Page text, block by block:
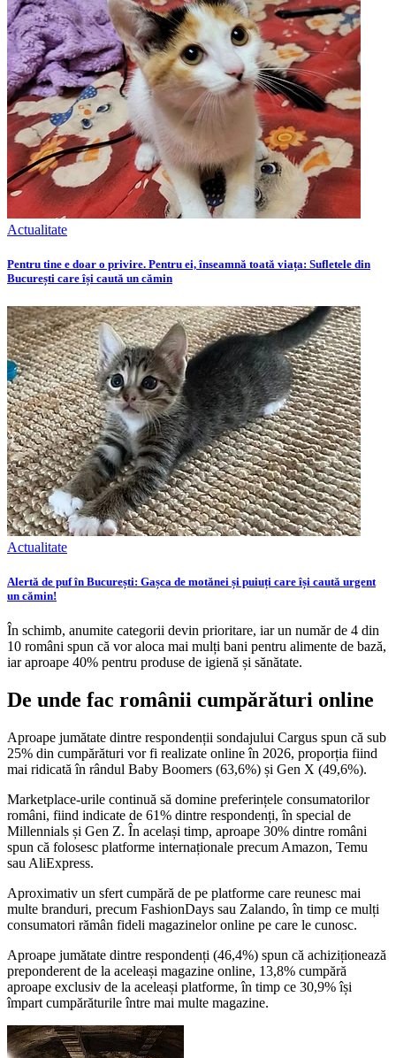
Actualitate
Pentru tine e doar o privire. Pentru ei, înseamnă toată viața: Sufletele din
București care își caută un cămin
Actualitate
Alertă de puf în București: Gașca de motănei și puiuți care își caută urgent
un cămin!
În schimb, anumite categorii devin prioritare, iar un număr de 4 din
10 români spun că vor aloca mai mulți bani pentru alimente de bază,
iar aproape 40% pentru produse de igienă și sănătate.
De unde fac românii cumpărături online
Aproape jumătate dintre respondenții sondajului Cargus spun că sub
25% din cumpărături vor fi realizate online în 2026, proporția fiind
mai ridicată în rândul Baby Boomers (63,6%) și Gen X (49,6%).
Marketplace-urile continuă să domine preferințele consumatorilor
români, fiind indicate de 61% dintre respondenți, în special de
Millennials și Gen Z. În același timp, aproape 30% dintre români
spun că folosesc platforme internaționale precum Amazon, Temu
sau AliExpress.
Aproximativ un sfert cumpără de pe platforme care reunesc mai
multe branduri, precum FashionDays sau Zalando, în timp ce mulți
consumatori rămân fideli magazinelor online pe care le cunosc.
Aproape jumătate dintre respondenți (46,4%) spun că achiziționează
preponderent de la aceleași magazine online, 13,8% cumpără
aproape exclusiv de la aceleași platforme, în timp ce 30,9% își
împart cumpărăturile între mai multe magazine.